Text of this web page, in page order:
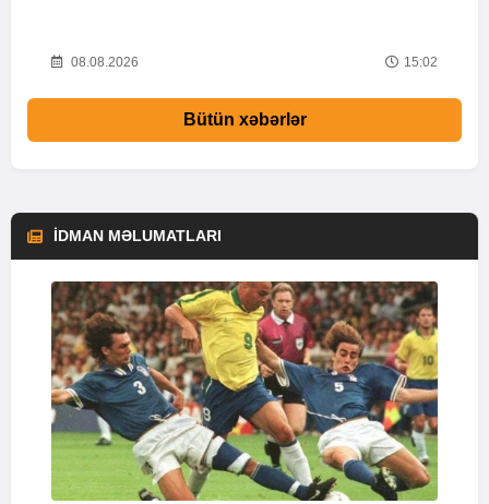
08.08.2026 15:02
Bütün xəbərlər
İDMAN MƏLUMATLARI